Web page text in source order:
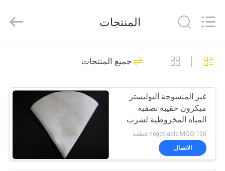
الصفحة
الرئيسية
منتجات
معلومات
Technology
Rights
قماش تصفية الغبار
48
23
المنتجات
جميع المنتجات
غير المنسوجة البوليستر
ميكرون حقيبة تصفية
المياه المخروطية لشرب
المياه الترشيح
negotiable MOQ:100 قطعة
الاتصال